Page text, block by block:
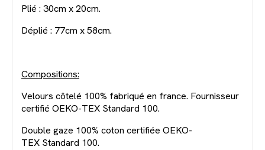
Plié : 30cm x 20cm.
Déplié : 77cm x 58cm.
Compositions:
Velours côtelé 100% fabriqué en france. Fournisseur
certifié OEKO-TEX Standard 100.
Double gaze 100% coton certifiée OEKO-
TEX Standard 100.